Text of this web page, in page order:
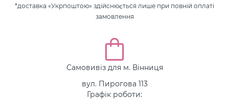
*доставка «Укрпоштою» здійснюється лише при повній оплаті
замовлення
Самовивіз для м. Вінниця
вул. Пирогова 113
Графік роботи: